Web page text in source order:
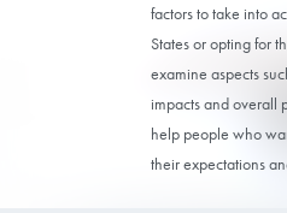
zu
die Türkei
ziehen
möchten.
This